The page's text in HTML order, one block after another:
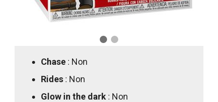
Chase : Non
Rides : Non
Glow in the dark : Non